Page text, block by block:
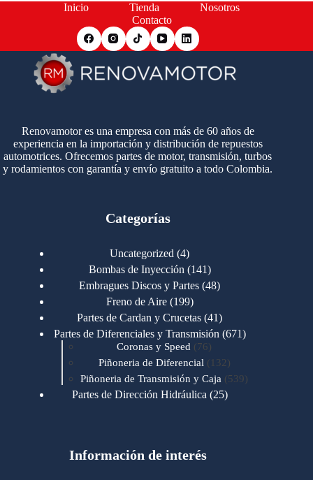
Inicio Tienda
Nosotros
Contacto
Renovamotor es una empresa con más de 60 años de
experiencia en la importación y distribución de repuestos
automotrices. Ofrecemos partes de motor, transmisión, turbos
y rodamientos con garantía y envío gratuito a todo Colombia.
Categorías
Uncategorized 44
productos
Bombas de Inyección 141141
productos
Embragues Discos y Partes 4848
Freno de Aire 199199
productos
Partes de Cardan y Crucetas 4141
productos
Partes de Diferenciales y Transmisión 671671
Coronas y Speed 7676
productos
Piñoneria de Diferencial 132 132
productos
Piñoneria de Transmisión y Caja 539539
Partes de Dirección Hidráulica 2525
Motores Cummins 723
Información de interés